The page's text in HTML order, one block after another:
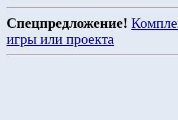
Спецпредложение!
игры или проекта